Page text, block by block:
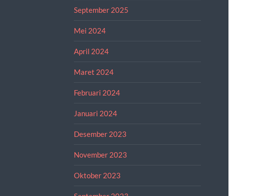
September 2025
Mei 2024
April 2024
Maret 2024
Februari 2024
Januari 2024
Desember 2023
November 2023
Oktober 2023